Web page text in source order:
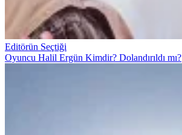
Editörün Seçtiği
Oyuncu Halil Ergün Kimdir? Dolandırıldı mı?